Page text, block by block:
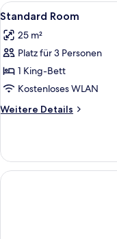
Alle
Fotos
für
Standard
Room
anzeigen
1
Standard Room
25 m²
Platz für 3 Personen
1 King-Bett
Kostenloses WLAN
Weitere Details
Weitere
Room